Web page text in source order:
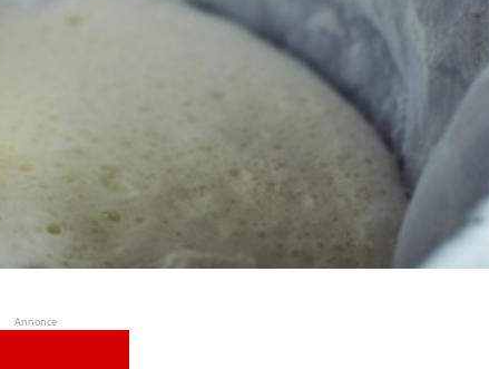
Annonce